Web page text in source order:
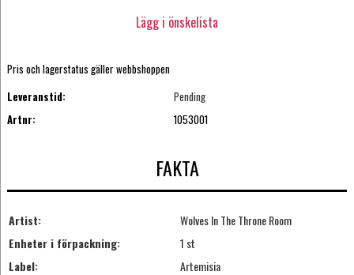
Lägg i önskelista
Pris och lagerstatus gäller webbshoppen
Leveranstid:
Pending
Artnr:
1053001
FAKTA
Artist:
Wolves In The Throne Room
Enheter i förpackning:
1 st
Label:
Artemisia